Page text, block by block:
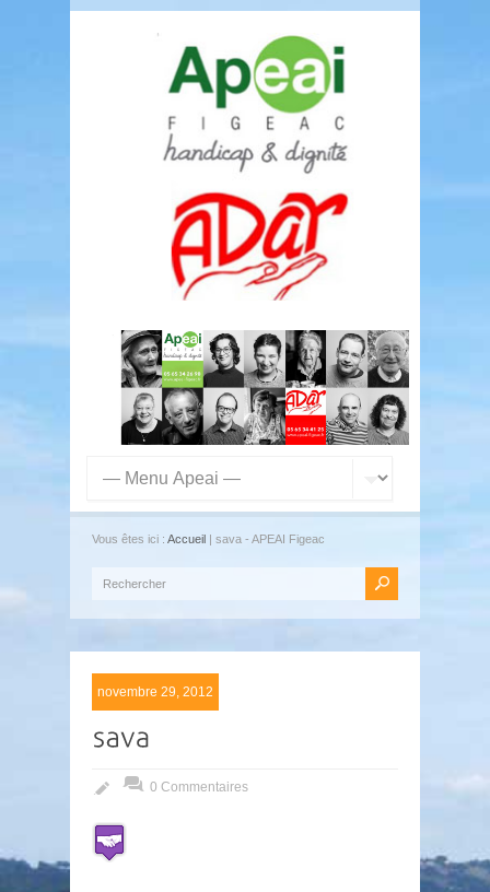
Vous êtes ici : Accueil | sava - APEAI Figeac
novembre 29, 2012
0 Commentaires